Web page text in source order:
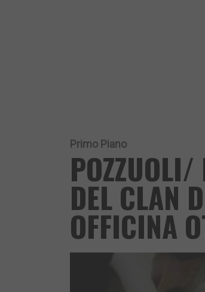
Primo Piano
POZZUOLI/
DEL CLAN
OFFICINA